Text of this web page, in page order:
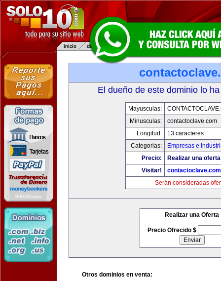
El dueño de este dominio lo
Mayusculas:
Minusculas:
contactoclave.com
Longitud:
13 caracteres
Categorias:
Empresas e
Precio:
Realizar una
Visitar!
contactoclave.com
Serán consideradas
Realizar una Oferta
Precio Ofrecido $
Otros dominios en venta: